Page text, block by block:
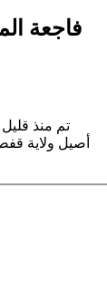
فاجعة
أصيل ولاية